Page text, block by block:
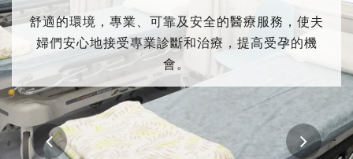
舒適的環境，專業、可靠及安全的醫療服務，使夫
婦們安心地接受專業診斷和治療，提高受孕的機
會。